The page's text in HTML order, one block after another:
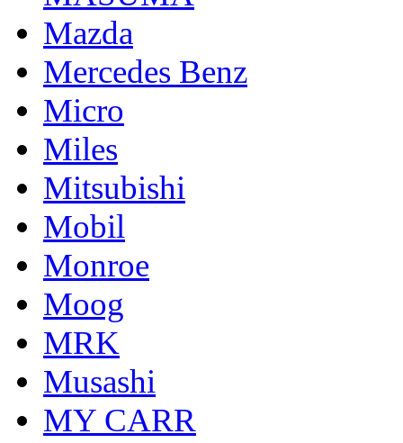
Mazda
Mercedes Benz
Micro
Miles
Mitsubishi
Mobil
Monroe
Moog
MRK
Musashi
MY CARR